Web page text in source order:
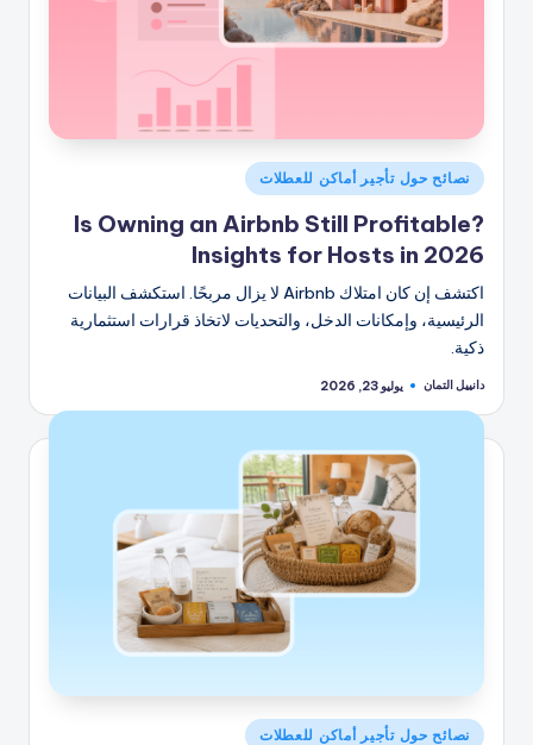
نُشر
في
نصائح حول تأجير أماكن للعطلات
Is Owning an Airbnb Still Profitable?
Insights for Hosts in 2026
اكتشف إن كان امتلاك Airbnb لا يزال مربحًا. استكشف البيانات
الرئيسية، وإمكانات الدخل، والتحديات لاتخاذ قرارات استثمارية
ذكية.
تمّ
بواسطة
دانييل التمان يوليو 23, 2026
نُشرنصائح حول تأجير أماكن للعطلات